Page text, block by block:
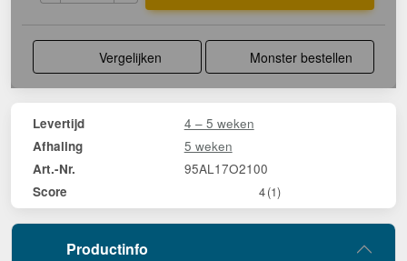
Vergelijken Monster bestellen
Levertijd 4 – 5 weken
Afhaling 5 weken
Art.-Nr. 95AL17O2100
Score 4(1)
Productinfo